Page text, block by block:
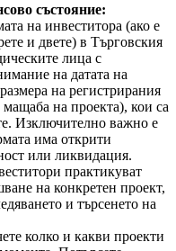
състояние:
на инвеститора (ако е
и двете) в Търговския
лица с
на датата на
на регистрирания
мащаба на проекта), кои са
Изключително важно е
има открити
или ликвидация.
практикуват
на конкретен проект,
и търсенето на
колко и какви проекти